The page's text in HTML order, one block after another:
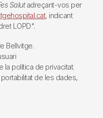
Salutadreçant-vos per
, indicant
LOPD".
Bellvitge.
política de privacitat.
de les dades,